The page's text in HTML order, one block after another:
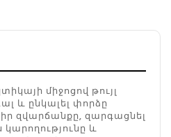
միջոցով թույլ
և ընկալել փորձը
զվարճանքը, զարգացնել
և